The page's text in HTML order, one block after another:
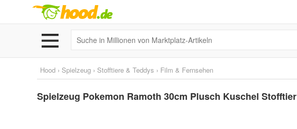
Hood › Spielzeug › Stofftiere & Teddys › Film & Fernsehen
Spielzeug Pokemon Ramoth 30cm Plusch Kuschel Stofftier